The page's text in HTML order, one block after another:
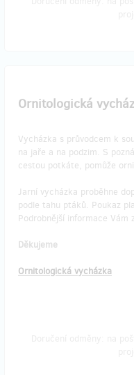
Ornitologická
Vycházka s průvodcem k
na jaře a na podzim. S
cestou potkáte, pomůže
Jarní vycházka proběhne
podle tahu ptáků. Poukaz
Podrobnější informace Vám
Děkujeme
Ornitologická vycházka